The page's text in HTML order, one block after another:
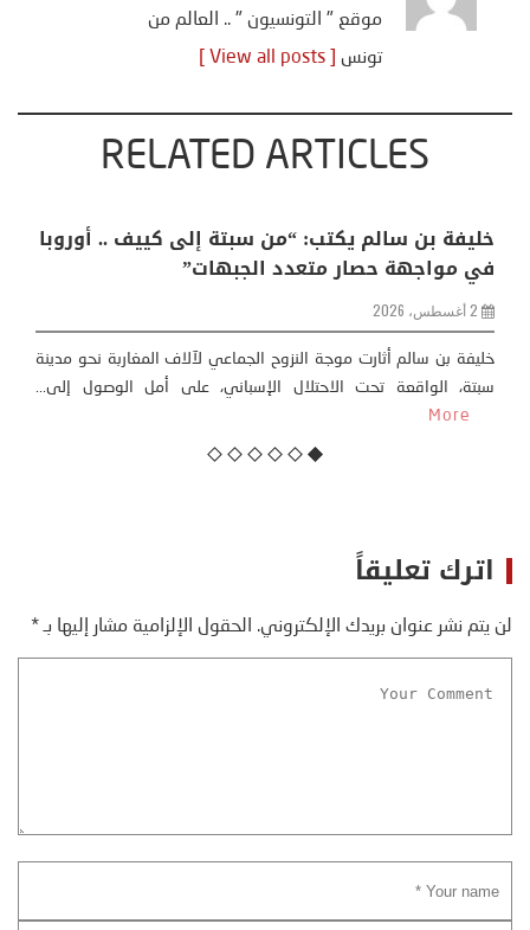
موقع " التونسيون " .. العالم من
تونس
RELATED ARTICLES
منذر بالضيافي يكتب حول: التغيرات المناخية: اكثر
من ظاهرة طبيعية .. تحول اجتماعي وحضاري (
مقاربة سوسيولوجية )
23 يوليو، 2026
كتب: منذر بالضيافي بدأت قصتي مع التغييرات المناخية ” المتطرفة”،
منذ نهاية ثمانينات القرن الماضي، حين أطردنا ...
اترك تعليقاً
لن يتم نشر عنوان بريدك الإلكتروني. الحقول الإلزامية مشار إليها بـ*